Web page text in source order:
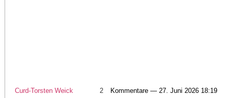
Curd-Torsten Weick 2 Kommentare — 27. Juni 2026 18:19